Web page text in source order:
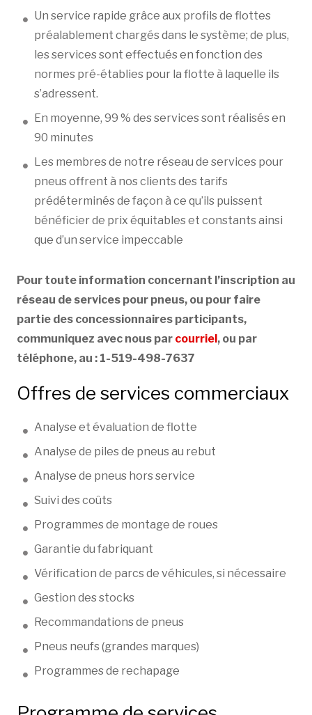
Un service rapide grâce aux profils de flottes
préalablement chargés dans le système; de plus,
les services sont effectués en fonction des
normes pré-établies pour la flotte à laquelle ils
s’adressent.
En moyenne, 99 % des services sont réalisés en
90 minutes
Les membres de notre réseau de services pour
pneus offrent à nos clients des tarifs
prédéterminés de façon à ce qu’ils puissent
bénéficier de prix équitables et constants ainsi
que d’un service impeccable
Pour toute information concernant l’inscription au
réseau de services pour pneus, ou pour faire
partie des concessionnaires participants,
communiquez avec nous par courriel, ou par
téléphone, au : 1-519-498-7637
Offres de services commerciaux
Analyse et évaluation de flotte
Analyse de piles de pneus au rebut
Analyse de pneus hors service
Suivi des coûts
Programmes de montage de roues
Garantie du fabriquant
Vérification de parcs de véhicules, si nécessaire
Gestion des stocks
Recommandations de pneus
Pneus neufs (grandes marques)
Programmes de rechapage